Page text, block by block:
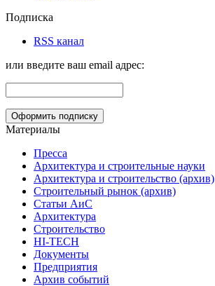
Подписка
RSS канал
или введите ваш email адрес:
Материалы
Пресса
Архитектура и строительные науки
Архитектура и строительство (архив)
Строительный рынок (архив)
Статьи АиС
Архитектура
Строительство
HI-TECH
Документы
Предприятия
Архив событий